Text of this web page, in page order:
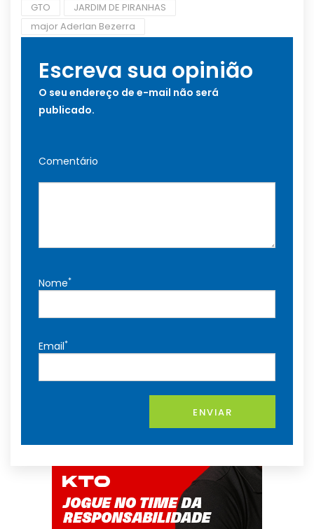
GTO
JARDIM DE PIRANHAS
major Aderlan Bezerra
Escreva sua opinião
O seu endereço de e-mail não será
publicado.
Comentário
Nome*
Email*
ENVIAR